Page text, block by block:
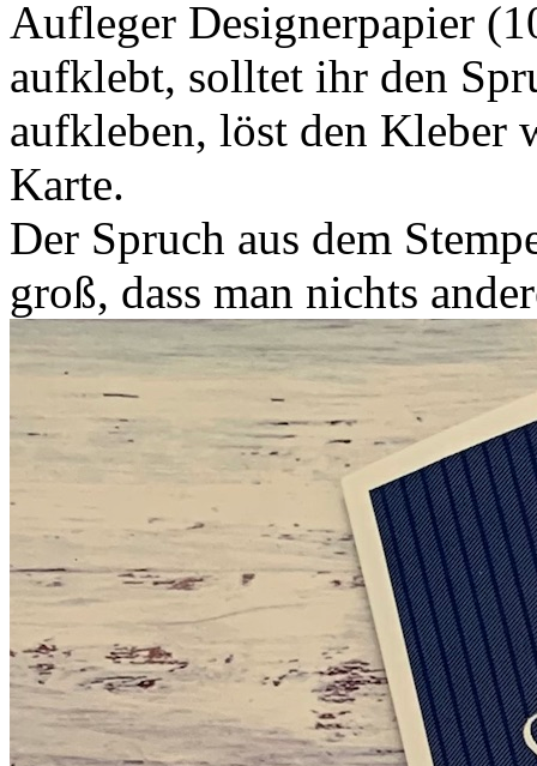
Aufleger Designerpapier
aufklebt, solltet ihr den
aufkleben, löst den Kleber
Karte.
Der Spruch aus dem
groß, dass man nichts